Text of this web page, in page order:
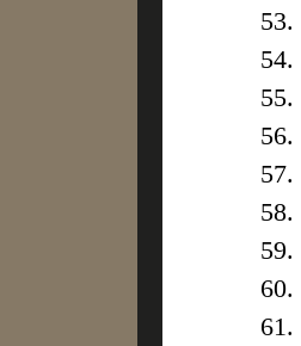
53.
54.
55.
56.
57.
58.
59.
60.
61.